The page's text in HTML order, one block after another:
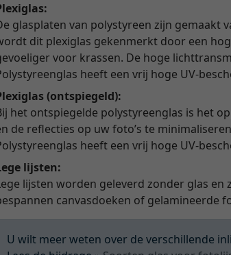
glasplaten van polystyreen zijn gemaakt
dit plexiglas gekenmerkt door een
voor krassen. De hoge
heeft een vrij hoge UV-
(ontspiegeld):
het ontspiegelde polystyreenglas is het
de reflecties op uw foto’s te
heeft een vrij hoge UV-
lijsten:
lijsten worden geleverd zonder glas
canvasdoeken of gelamineerde
U wilt meer weten over de verschillende